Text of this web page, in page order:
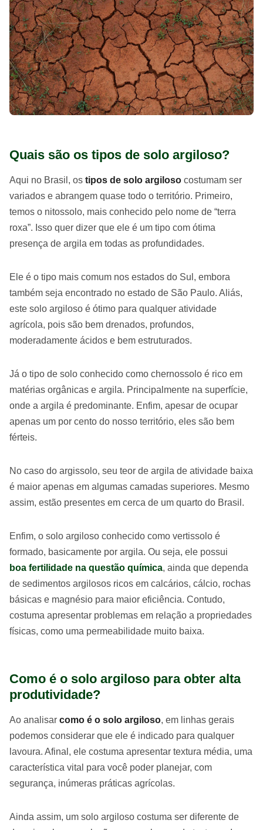
Quais são os tipos de solo argiloso?
Aqui no Brasil, os tipos de solo argiloso costumam ser
variados e abrangem quase todo o território. Primeiro,
temos o nitossolo, mais conhecido pelo nome de “terra
roxa”. Isso quer dizer que ele é um tipo com ótima
presença de argila em todas as profundidades.
Ele é o tipo mais comum nos estados do Sul, embora
também seja encontrado no estado de São Paulo. Aliás,
este solo argiloso é ótimo para qualquer atividade
agrícola, pois são bem drenados, profundos,
moderadamente ácidos e bem estruturados.
Já o tipo de solo conhecido como chernossolo é rico em
matérias orgânicas e argila. Principalmente na superfície,
onde a argila é predominante. Enfim, apesar de ocupar
apenas um por cento do nosso território, eles são bem
férteis.
No caso do argissolo, seu teor de argila de atividade baixa
é maior apenas em algumas camadas superiores. Mesmo
assim, estão presentes em cerca de um quarto do Brasil.
Enfim, o solo argiloso conhecido como vertissolo é
formado, basicamente por argila. Ou seja, ele possui
boa fertilidade na questão química, ainda que dependa
de sedimentos argilosos ricos em calcários, cálcio, rochas
básicas e magnésio para maior eficiência. Contudo,
costuma apresentar problemas em relação a propriedades
físicas, como uma permeabilidade muito baixa.
Como é o solo argiloso para obter alta
produtividade?
Ao analisar como é o solo argiloso, em linhas gerais
podemos considerar que ele é indicado para qualquer
lavoura. Afinal, ele costuma apresentar textura média, uma
característica vital para você poder planejar, com
segurança, inúmeras práticas agrícolas.
Ainda assim, um solo argiloso costuma ser diferente de